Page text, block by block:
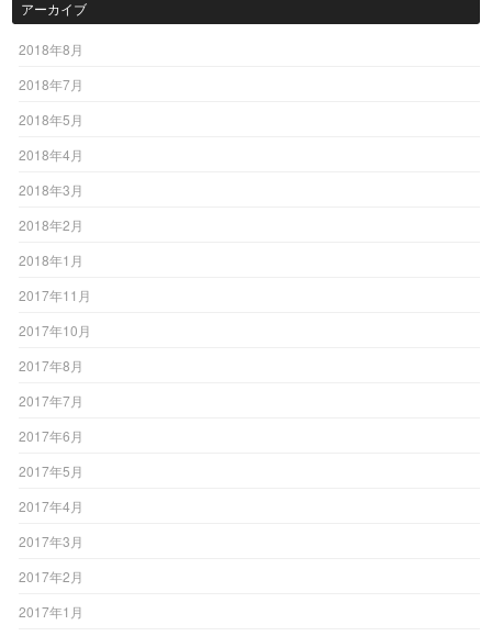
アーカイブ
2018年8月
2018年7月
2018年5月
2018年4月
2018年3月
2018年2月
2018年1月
2017年11月
2017年10月
2017年8月
2017年7月
2017年6月
2017年5月
2017年4月
2017年3月
2017年2月
2017年1月